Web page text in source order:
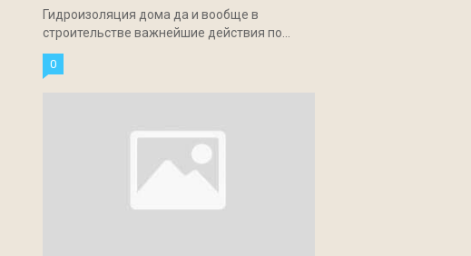
Гидроизоляция дома да и вообще в
строительстве важнейшие действия по...
0